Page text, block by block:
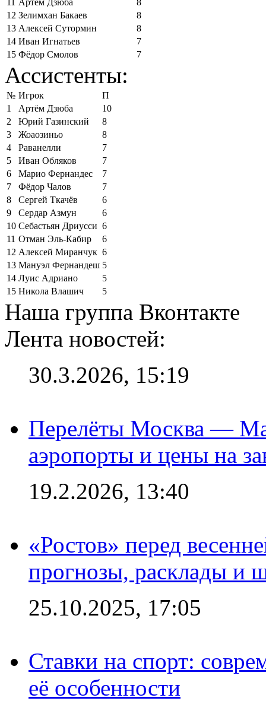
12 Зелимхан Бакаев
8
13 Алексей Сутормин
8
14 Иван Игнатьев
7
15 Фёдор Смолов 7
Ассистенты:
№ Игрок
П
1
Артём Дзюба
10
2
Юрий Газинский
8
3
Жоаозиньо
8
4
Раванелли
7
5
Иван Обляков
7
6
Марио Фернандес
7
7
Фёдор Чалов
7
8
Сергей Ткачёв
6
9
Сердар Азмун
6
10 Себастьян Дриусси 6
11 Отман Эль-Кабир
6
12 Алексей Миранчук 6
13 Мануэл Фернандеш 5
14 Луис Адриано
5
15 Никола Влашич 5
Наша группа Вконтакте
Лента новостей:
30.3.2026, 15:19
Перелёты Москва —
аэропорты и цены на
19.2.2026, 13:40
«Ростов» перед
прогнозы, расклады и
25.10.2025, 17:05
Ставки на спорт:
её особенности